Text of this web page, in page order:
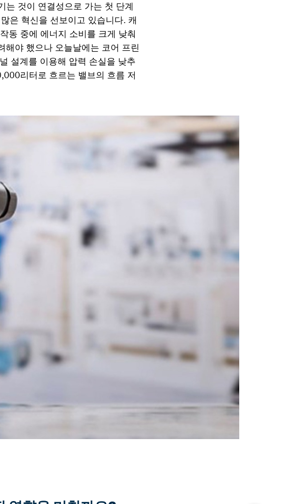
는 것이 연결성으로 가는 첫 단계
은 혁신을 선보이고 있습니다. 캐
동 중에 에너지 소비를 크게 낮춰
해야 했으나 오늘날에는 코어 프린
설계를 이용해 압력 손실을 낮추
리터로 흐르는 밸브의 흐름 저